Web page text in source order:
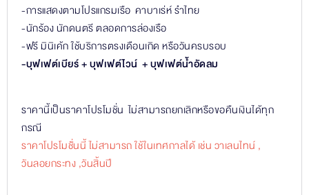
-การแสดงตามโปรแกรมเรือ คาบาเร่ห์ รำไทย
-นักร้อง นักดนตรี ตลอดการล่องเรือ
-ฟรี มินิเค้ก ใช้บริการตรงเดือนเกิด หรือวันครบรอบ
-บุฟเฟต์เบียร์ + บุฟเฟต์ไวน์ + บุฟเฟต์น้ำอัดลม
ราคานี้เป็นราคาโปรโมชั่น ไม่สามารถยกเลิกหรือขอคืนเงินได้ทุก
กรณี
ราคาโปรโมชัั่นนี้ ไม่สามารถ ใช้ในเทศกาลได้ เช่น วาเลนไทน์ ,
วันลอยกระทง ,วันสิ้นปี